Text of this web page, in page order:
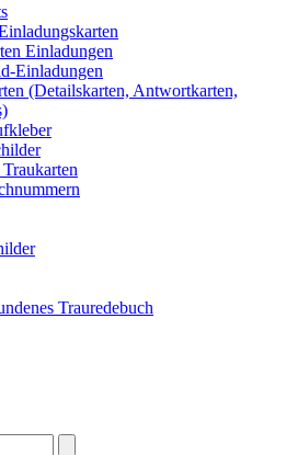
Einladungen
Einladungen
(Detailskarten, Antwortkarten,
Trauredebuch